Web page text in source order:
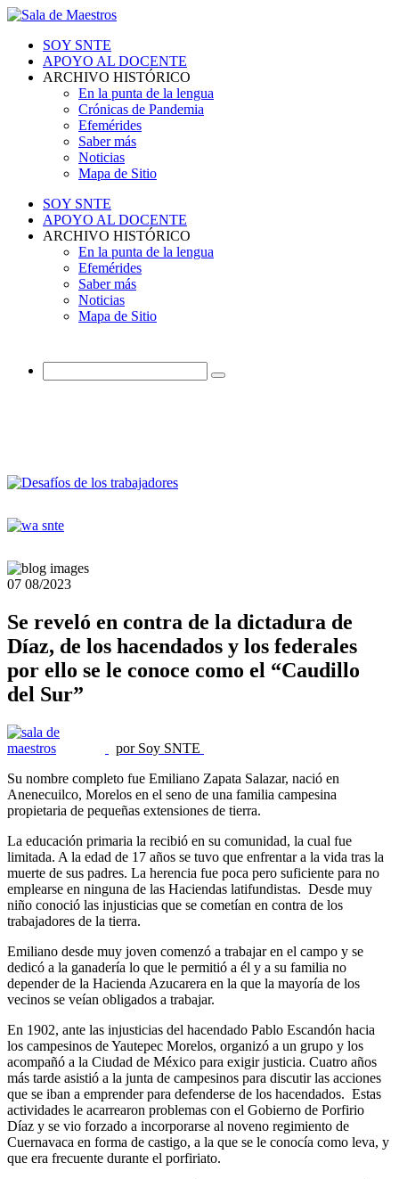
SOY SNTE
APOYO AL DOCENTE
ARCHIVO HISTÓRICO
En la punta de la lengua
Crónicas de Pandemia
Efemérides
Saber más
Noticias
Mapa de Sitio
SOY SNTE
APOYO AL DOCENTE
ARCHIVO HISTÓRICO
En la punta de la lengua
Efemérides
Saber más
Noticias
Mapa de Sitio
07 08/2023
Se reveló en contra de la dictadura de
Díaz, de los hacendados y los federales
por ello se le conoce como el “Caudillo
del Sur”
por Soy SNTE
Su nombre completo fue Emiliano Zapata Salazar, nació en
Anenecuilco, Morelos en el seno de una familia campesina
propietaria de pequeñas extensiones de tierra.
La educación primaria la recibió en su comunidad, la cual fue
limitada. A la edad de 17 años se tuvo que enfrentar a la vida tras la
muerte de sus padres. La herencia fue poca pero suficiente para no
emplearse en ninguna de las Haciendas latifundistas. Desde muy
niño conoció las injusticias que se cometían en contra de los
trabajadores de la tierra.
Emiliano desde muy joven comenzó a trabajar en el campo y se
dedicó a la ganadería lo que le permitió a él y a su familia no
depender de la Hacienda Azucarera en la que la mayoría de los
vecinos se veían obligados a trabajar.
En 1902, ante las injusticias del hacendado Pablo Escandón hacia
los campesinos de Yautepec Morelos, organizó a un grupo y los
acompañó a la Ciudad de México para exigir justicia. Cuatro años
más tarde asistió a la junta de campesinos para discutir las acciones
que se iban a emprender para defenderse de los hacendados. Estas
actividades le acarrearon problemas con el Gobierno de Porfirio
Díaz y se vio forzado a incorporarse al noveno regimiento de
Cuernavaca en forma de castigo, a la que se le conocía como leva, y
que era frecuente durante el porfiriato.